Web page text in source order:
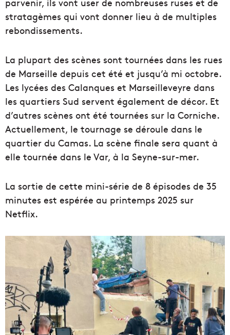
stratagèmes qui vont donner lieu à de multiples
rebondissements.
La plupart des scènes sont tournées dans les rues
de Marseille depuis cet été et jusqu’à mi octobre.
Les lycées des Calanques et Marseilleveyre dans
les quartiers Sud servent également de décor. Et
d’autres scènes ont été tournées sur la Corniche.
Actuellement, le tournage se déroule dans le
quartier du Camas. La scène finale sera quant à
elle tournée dans le Var, à la Seyne-sur-mer.
La sortie de cette mini-série de 8 épisodes de 35
minutes est espérée au printemps 2025 sur
Netflix.